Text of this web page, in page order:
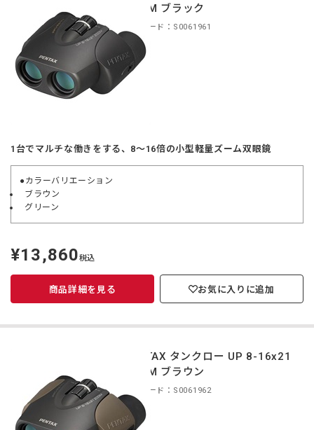
ZOOM ブラック
商品コード：S0061961
1台でマルチな働きをする、8〜16倍の小型軽量ズーム双眼鏡
●カラーバリエーション
ブラウン
グリーン
定
価
¥13,860税込
商品詳細を見る お気に入りに追加
PENTAX タンクロー UP 8-16x21
ZOOM ブラウン
商品コード：S0061962